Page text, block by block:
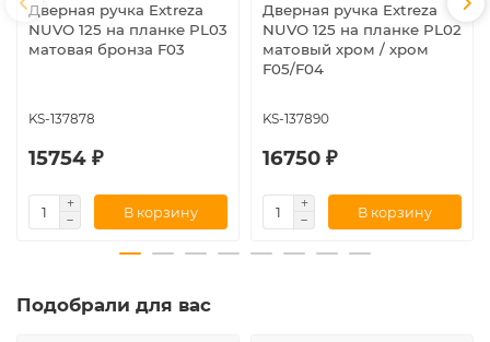
Дверная ручка Extreza
NUVO 125 на планке PL03
матовая бронза F03
KS-137878
15754 ₽
В корзину
Дверная ручка Extreza
NUVO 125 на планке PL02
матовый хром / хром
F05/F04
KS-137890
16750 ₽
В корзину
Подобрали для вас